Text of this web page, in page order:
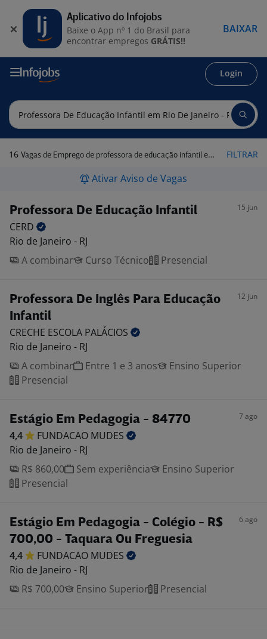
Login
16 Vagas de Emprego de professora de educação infantil em Rio de Janeiro - RJ FILTRAR
Ativar Aviso de Vagas
Professora De Educação Infantil 15 jun
CERD
Rio de Janeiro - RJ
A combinar
Curso Técnico Presencial
Professora De Inglês Para Educação
Infantil
12 jun
CRECHE ESCOLA PALÁCIOS
Rio de Janeiro - RJ
A combinar
Entre 1 e 3 anos
Ensino Superior
Presencial
Estágio Em Pedagogia - 84770 7 ago
4,4 FUNDACAO MUDES
Rio de Janeiro - RJ
R$ 860,00
Sem experiência
Ensino Superior
Presencial
Estágio Em Pedagogia - Colégio - R$
700,00 - Taquara Ou Freguesia
6 ago
4,4 FUNDACAO MUDES
Rio de Janeiro - RJ
R$ 700,00
Ensino Superior Presencial
Aplicativo do Infojobs
Baixe o App nº 1 do Brasil para
encontrar empregos GRÁTIS!!
BAIXAR